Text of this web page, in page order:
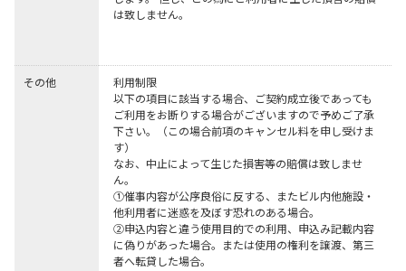
は致しません。
その他
利用制限
以下の項目に該当する場合、ご契約成立後であっても
ご利用をお断りする場合がございますので予めご了承
下さい。（この場合前項のキャンセル料を申し受けま
す）
なお、中止によって生じた損害等の賠償は致しませ
ん。
①催事内容が公序良俗に反する、またビル内他施設・
他利用者に迷惑を及ぼす恐れのある場合。
②申込内容と違う使用目的での利用、申込み記載内容
に偽りがあった場合。または使用の権利を譲渡、第三
者へ転貸した場合。